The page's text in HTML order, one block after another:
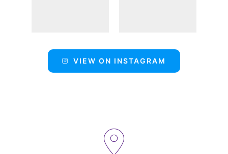
VIEW ON INSTAGRAM